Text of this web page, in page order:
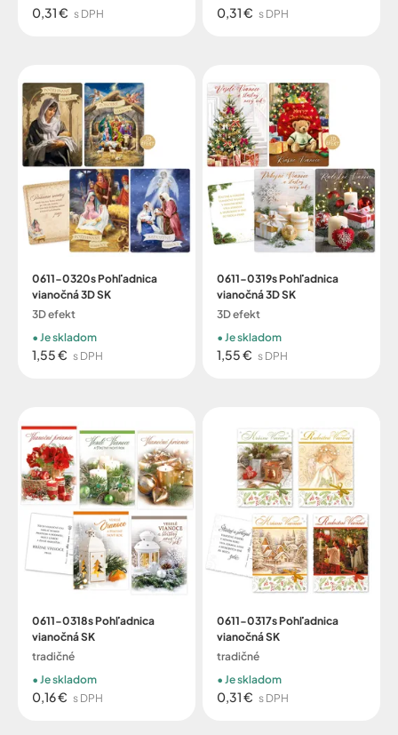
0,31 € s DPH 0,31 € s DPH
0611-0320s Pohľadnica
vianočná 3D SK
3D efekt
1,55 € s DPH
Je skladom
0611-0319s Pohľadnica
vianočná 3D SK
3D efekt
1,55 € s DPH
Je skladom
0611-0318s Pohľadnica
vianočná SK
tradičné
0,16 € s DPH
Je skladom
0611-0317s Pohľadnica
vianočná SK
tradičné
0,31 € s DPH
Je skladom